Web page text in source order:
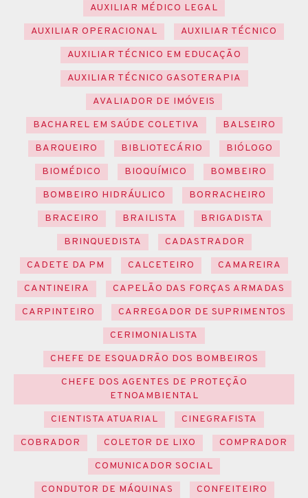
AUXILIAR MÉDICO LEGAL
AUXILIAR OPERACIONAL
AUXILIAR TÉCNICO
AUXILIAR TÉCNICO EM EDUCAÇÃO
AUXILIAR TÉCNICO GASOTERAPIA
AVALIADOR DE IMÓVEIS
BACHAREL EM SAÚDE COLETIVA
BALSEIRO
BARQUEIRO
BIBLIOTECÁRIO
BIÓLOGO
BIOMÉDICO
BIOQUÍMICO
BOMBEIRO
BOMBEIRO HIDRÁULICO
BORRACHEIRO
BRACEIRO
BRAILISTA
BRIGADISTA
BRINQUEDISTA
CADASTRADOR
CADETE DA PM
CALCETEIRO
CAMAREIRA
CANTINEIRA
CAPELÃO DAS FORÇAS ARMADAS
CARPINTEIRO
CARREGADOR DE SUPRIMENTOS
CERIMONIALISTA
CHEFE DE ESQUADRÃO DOS BOMBEIROS
CHEFE DOS AGENTES DE PROTEÇÃO
ETNOAMBIENTAL
CIENTISTA ATUARIAL
CINEGRAFISTA
COBRADOR
COLETOR DE LIXO
COMPRADOR
COMUNICADOR SOCIAL
CONDUTOR DE MÁQUINAS
CONFEITEIRO